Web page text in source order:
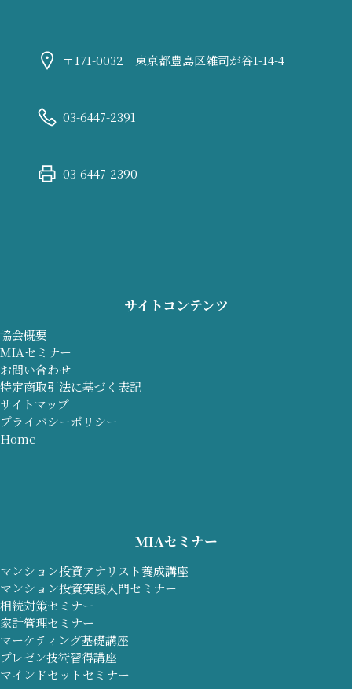
〒171-0032 東京都豊島区雑司が谷1-14-4
03-6447-2391
03-6447-2390
サイトコンテンツ
協会概要
MIAセミナー
お問い合わせ
特定商取引法に基づく表記
サイトマップ
プライバシーポリシー
Home
MIAセミナー
マンション投資アナリスト養成講座
マンション投資実践入門セミナー
相続対策セミナー
家計管理セミナー
マーケティング基礎講座
プレゼン技術習得講座
マインドセットセミナー